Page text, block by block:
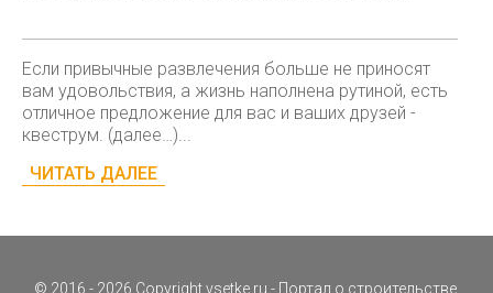
Если привычные развлечения больше не приносят
вам удовольствия, а жизнь наполнена рутиной, есть
отличное предложение для вас и ваших друзей -
квеструм. (далее…)...
ЧИТАТЬ ДАЛЕЕ
© 2016 - 2026 Copyrightvsetke.ru - Портал о строительстве,